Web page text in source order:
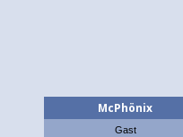
McPhönix
Gast